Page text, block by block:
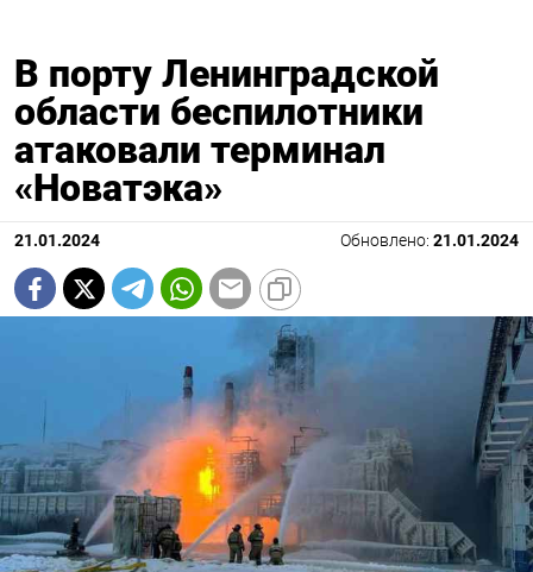
В порту Ленинградской
области беспилотники
атаковали терминал
«Новатэка»
21.01.2024 Обновлено: 21.01.2024